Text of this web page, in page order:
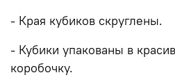
- Края кубиков скруглены.
- Кубики упакованы в
коробочку.